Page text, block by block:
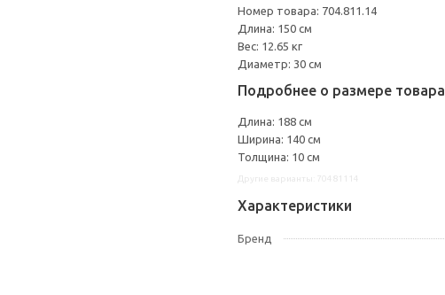
Номер товара: 704.811.14
Длина: 150 см
Вес: 12.65 кг
Диаметр: 30 см
Подробнее о размере товара
Длина: 188 см
Ширина: 140 см
Толщина: 10 см
Характеристики
Бренд